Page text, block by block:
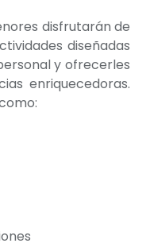
disfrutarán de
diseñadas
y ofrecerles
enriquecedoras.